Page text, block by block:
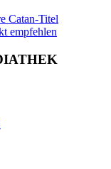
Catan-Titel
empfehlen